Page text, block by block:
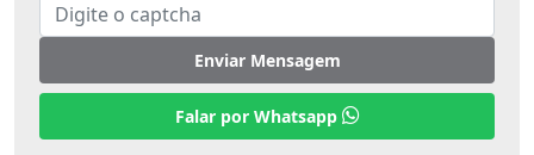
Enviar Mensagem
Falar por Whatsapp